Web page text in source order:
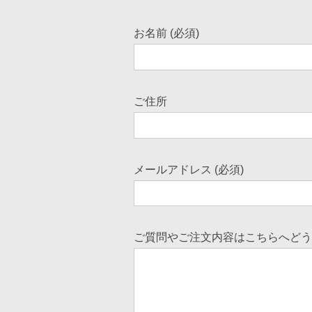
お名前 (必須)
ご住所
メールアドレス (必須)
ご質問やご注文内容はこちらへど